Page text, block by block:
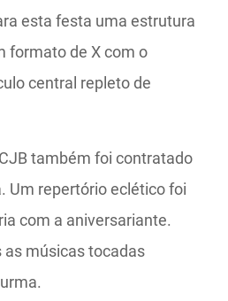
esta festa uma estrutura
formato de X com o
central repleto de
também foi contratado
Um repertório eclético foi
com a aniversariante.
as músicas tocadas